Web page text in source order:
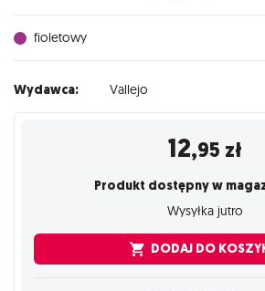
fioletowy
Wydawca: Vallejo
12,95 zł
Produkt dostępny w
Wysyłka jutro
DODAJ DO